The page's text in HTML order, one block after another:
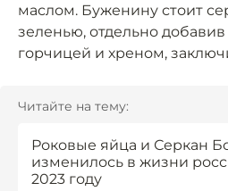
маслом. Буженину стоит
зеленью, отдельно
горчицей и хреном,
Читайте на тему:
Роковые яйца и Серкан
изменилось в жизни
2023 году